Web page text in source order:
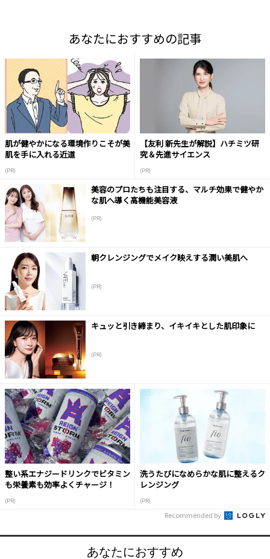
あなたにおすすめの記事
肌が健やかになる環境作りこそが美
肌を手に入れる近道
(PR)
【友利 新先生が解説】ハチミツ研
究＆先進サイエンス
(PR)
美容のプロたちも注目する、マルチ効果で健やか
な肌へ導く高機能美容液
(PR)
朝クレンジングでメイク映えする潤い美肌へ
(PR)
キュッと引き締まり、イキイキとした肌印象に
(PR)
整い系エナジードリンクでビタミン
も栄養素も効率よくチャージ！
(PR)
洗うたびになめらかな肌に整えるク
レンジング
(PR)
Recommended by
あなたにおすすめ